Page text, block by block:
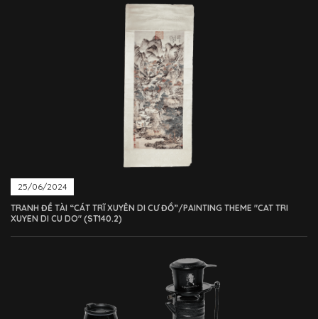
25/06/2024
TRANH ĐỀ TÀI “CÁT TRĨ XUYÊN DI CƯ ĐỒ”/PAINTING THEME "CAT TRI
XUYEN DI CU DO" (ST140.2)